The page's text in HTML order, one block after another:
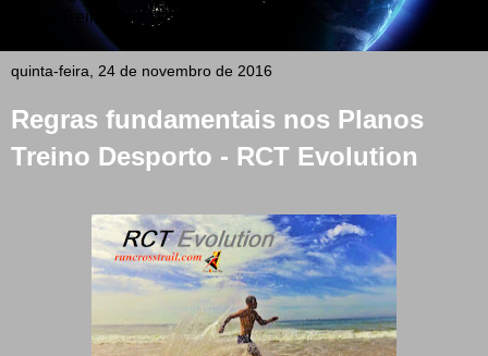
física. Treinos online em video.
quinta-feira, 24 de novembro de 2016
Regras fundamentais nos Planos
Treino Desporto - RCT Evolution